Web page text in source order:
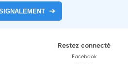
Restez connecté
Facebook